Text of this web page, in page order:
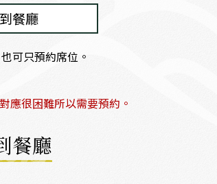
餐廳
可只預約席位。
應很困難所以需要預約。
餐廳